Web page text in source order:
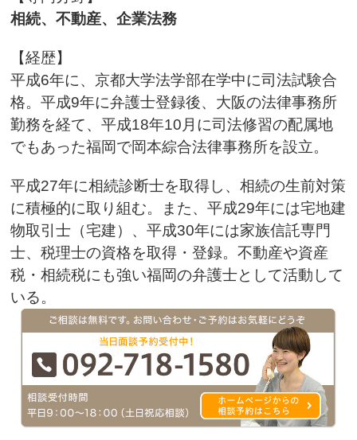
相続、不動産、企業法務
【経歴】
平成6年に、京都大学法学部在学中に司法試験合
格。平成9年に弁護士登録後、大阪の法律事務所
勤務を経て、平成18年10月に司法修習の配属地
でもあった福岡で岡本綜合法律事務所を設立。
平成27年に相続診断士を取得し、相続の生前対策
に積極的に取り組む。また、平成29年には宅地建
物取引士（宅建）、平成30年には家族信託専門
士、税理士の資格を取得・登録。不動産や資産
税・相続税にも強い福岡の弁護士として活動して
いる。